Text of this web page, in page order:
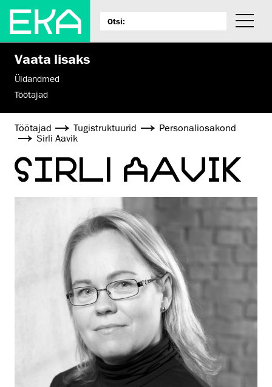
Vaata lisaks
Üldandmed
Töötajad
Töötajad Tugistruktuurid
Personaliosakond
Sirli Aavik
SIRLI AAVIK